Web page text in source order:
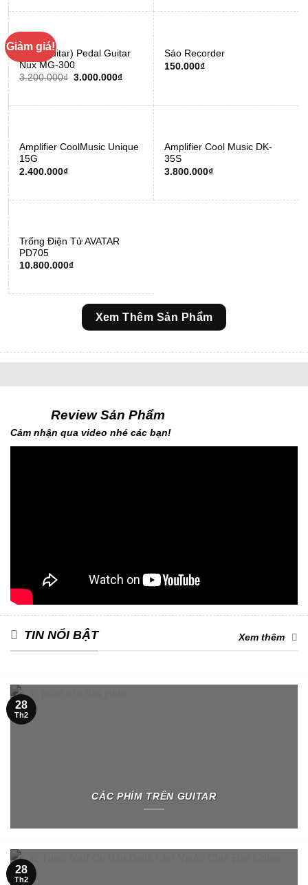
2.100.000₫.là:
2.000.000₫.
Giảm giá!
(Phơ Guitar) Pedal Guitar
Nux MG-300
3.200.000₫ Giá
3.200.000₫.
3.000.000₫Giá
là:
3.000.000₫.
Sáo Recorder
150.000₫
Amplifier CoolMusic Unique
15G
2.400.000₫
Amplifier Cool Music DK-
35S
3.800.000₫
Trống Điện Tử AVATAR
PD705
10.800.000₫
Xem Thêm Sản Phẩm
Review Sản Phẩm
Cảm nhận qua video nhé các bạn!
TIN NỔI BẬT Xem thêm
CÁC PHÍM TRÊN GUITAR
28
Th2
28
Th2